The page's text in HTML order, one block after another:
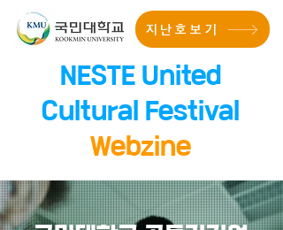
지난호보기
NESTE United
Cultural Festival
Webzine